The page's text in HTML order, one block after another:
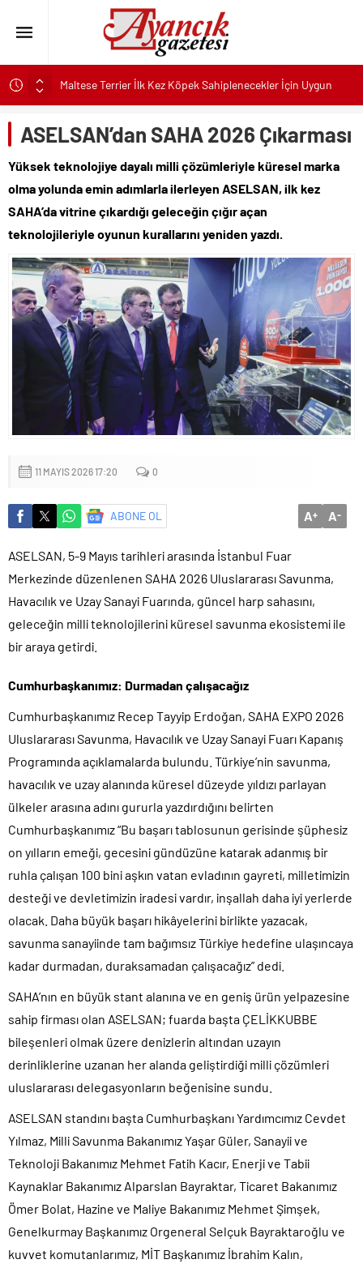
Maltese Terrier İlk Kez Köpek Sahiplenecekler İçin Uygun
Kapadokya Tatilinde Ne Giyilir?
Büyükakın’dan İzmit’in geleceğine yakın takip
Didim Belediyesi’nden Kent Genelinde Yol Bakım ve Onarım
Çalışması
Hastalıktan Ari İşletmelerde Yeni Model Ele Alındı
Kaykay Şampiyonasının Kalbi Osmangazi’de Attı
Didim Belediyesi Üretiyor, Didim Güzelleşiyor
Üsküdar’da Açık Hava Sinema Günleri Nostalji Dolu
Klasiklerle Devam Ediyor
Pnömatik Valf Sistemlerinde Verimli Kullanım İpuçları
Sinop’ta Denize Girilecek 3 Mükemmel Yer
ASELSAN’dan SAHA 2026 Çıkarması
Yüksek teknolojiye dayalı milli çözümleriyle küresel marka
olma yolunda emin adımlarla ilerleyen ASELSAN, ilk kez
SAHA’da vitrine çıkardığı geleceğin çığır açan
teknolojileriyle oyunun kurallarını yeniden yazdı.
11 MAYIS 2026 17:20 0
ABONE OL A+ A-
ASELSAN, 5-9 Mayıs tarihleri arasında İstanbul Fuar
Merkezinde düzenlenen SAHA 2026 Uluslararası Savunma,
Havacılık ve Uzay Sanayi Fuarında, güncel harp sahasını,
geleceğin milli teknolojilerini küresel savunma ekosistemi ile
bir araya getirdi.
Cumhurbaşkanımız: Durmadan çalışacağız
Cumhurbaşkanımız Recep Tayyip Erdoğan, SAHA EXPO 2026
Uluslararası Savunma, Havacılık ve Uzay Sanayi Fuarı Kapanış
Programında açıklamalarda bulundu. Türkiye’nin savunma,
havacılık ve uzay alanında küresel düzeyde yıldızı parlayan
ülkeler arasına adını gururla yazdırdığını belirten
Cumhurbaşkanımız “Bu başarı tablosunun gerisinde şüphesiz
on yılların emeği, gecesini gündüzüne katarak adanmış bir
ruhla çalışan 100 bini aşkın vatan evladının gayreti, milletimizin
desteği ve devletimizin iradesi vardır, inşallah daha iyi yerlerde
olacak. Daha büyük başarı hikâyelerini birlikte yazacak,
savunma sanayiinde tam bağımsız Türkiye hedefine ulaşıncaya
kadar durmadan, duraksamadan çalışacağız” dedi.
SAHA’nın en büyük stant alanına ve en geniş ürün yelpazesine
sahip firması olan ASELSAN; fuarda başta ÇELİKKUBBE
bileşenleri olmak üzere denizlerin altından uzayın
derinliklerine uzanan her alanda geliştirdiği milli çözümleri
uluslararası delegasyonların beğenisine sundu.
ASELSAN standını başta Cumhurbaşkanı Yardımcımız Cevdet
Yılmaz, Milli Savunma Bakanımız Yaşar Güler, Sanayii ve
Teknoloji Bakanımız Mehmet Fatih Kacır, Enerji ve Tabii
Kaynaklar Bakanımız Alparslan Bayraktar, Ticaret Bakanımız
Ömer Bolat, Hazine ve Maliye Bakanımız Mehmet Şimşek,
Genelkurmay Başkanımız Orgeneral Selçuk Bayraktaroğlu ve
kuvvet komutanlarımız, MİT Başkanımız İbrahim Kalın,